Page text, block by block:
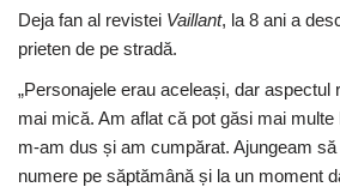
Deja fan al revistei Vaillant, la 8 ani a
prieten de pe stradă.
„Personajele erau aceleași, dar aspectul
mai mică. Am aflat că pot găsi mai
m-am dus și am cumpărat. Ajungeam
numere pe săptămână și la un moment